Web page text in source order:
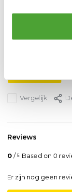
Vergelijk
Reviews
0 /5 Based on 0
Er zijn nog geen